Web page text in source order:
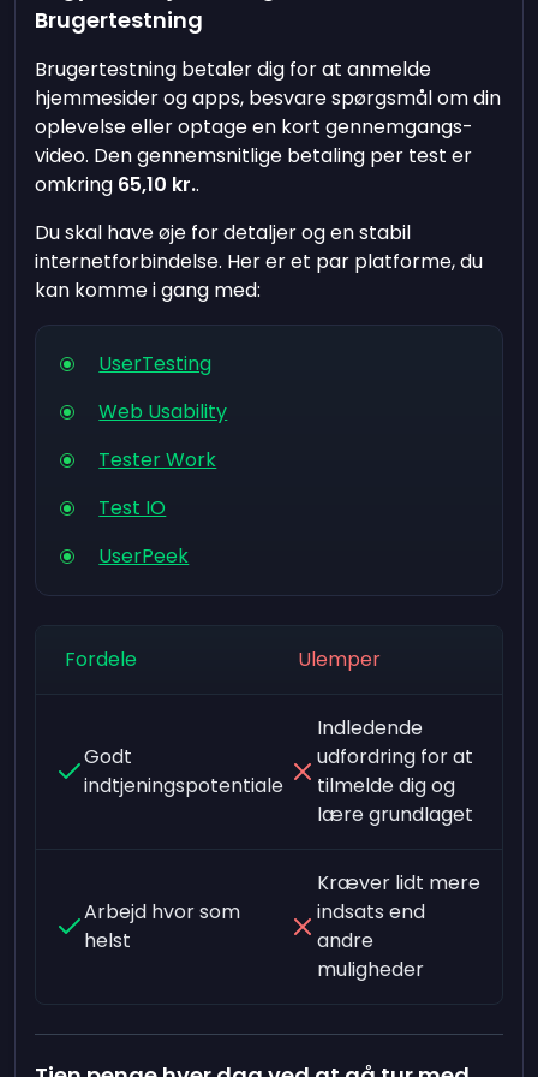
Brugertestning
Brugertestning betaler dig for at anmelde
hjemmesider og apps, besvare spørgsmål om din
oplevelse eller optage en kort gennemgangs-
video. Den gennemsnitlige betaling per test er
omkring 65,10 kr..
Du skal have øje for detaljer og en stabil
internetforbindelse. Her er et par platforme, du
kan komme i gang med:
UserTesting
Web Usability
Tester Work
Test IO
UserPeek
Fordele Ulemper
Godt
indtjeningspotentiale
Indledende
udfordring for at
tilmelde dig og
lære grundlaget
Arbejd hvor som
helst
Kræver lidt mere
indsats end
andre
muligheder